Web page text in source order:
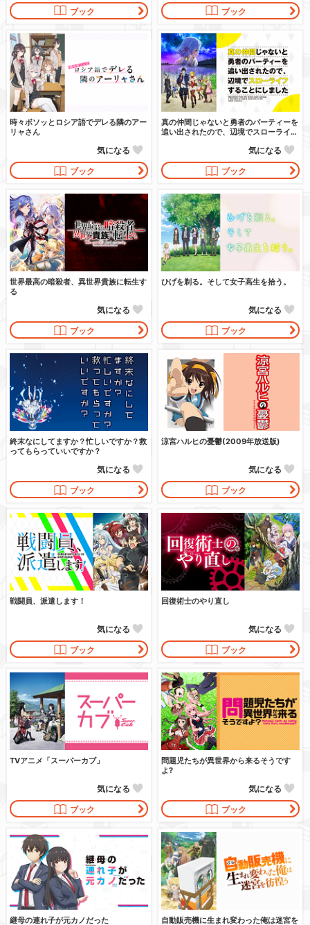
ブック ブック
時々ボソッとロシア語でデレる隣のアー
リャさん
ブック
気になる
真の仲間じゃないと勇者のパーティーを
追い出されたので、辺境でスローライフ
ブック
気になる
世界最高の暗殺者、異世界貴族に転生す
る
ブック
気になる
ひげを剃る。そして女子高生を拾う。
ブック
気になる
終末なにしてますか？忙しいですか？救
ってもらっていいですか？
ブック
気になる
涼宮ハルヒの憂鬱(2009年放送版)
ブック
気になる
戦闘員、派遣します！
ブック
気になる
回復術士のやり直し
ブック
気になる
TVアニメ「スーパーカブ」
ブック
気になる
問題児たちが異世界から来るそうです
よ?
ブック
気になる
継母の連れ子が元カノだった 自動販売機に生まれ変わった俺は迷宮を